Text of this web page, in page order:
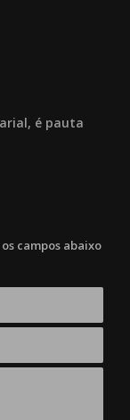
é pauta
campos abaixo